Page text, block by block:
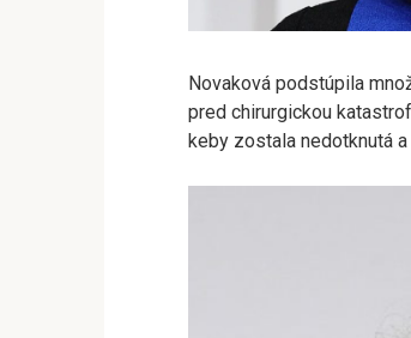
Novaková podstúpila
pred chirurgickou
keby zostala nedotknutá